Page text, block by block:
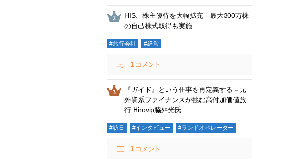
HIS、株主優待を大幅拡充 最大300万株
の自己株式取得も実施
#旅行会社 #経営
1 コメント
『ガイド』という仕事を再定義する－元
外資系ファイナンスが挑む高付加価値旅
行 Hirovip脇舛光氏
#訪日 #インタビュー #ランドオペレーター
1 コメント